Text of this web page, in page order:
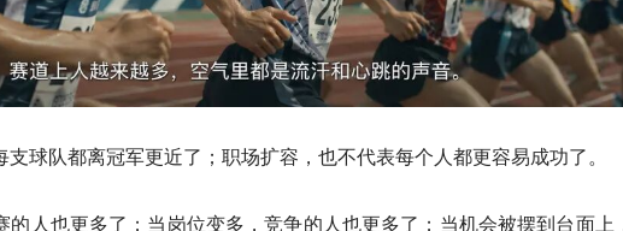
球队都离冠军更近了；职场扩容，也不代表每个人都更容易成功了。
的人也更多了；当岗位变多，竞争的人也更多了；当机会被摆到台面上